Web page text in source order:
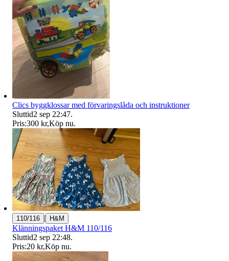
Clics byggklossar med förvaringslåda och instruktioner
Sluttid2 sep 22:47.
Pris:300 kr,Köp nu.
110/116 | H&M
Klänningspaket H&M 110/116
Sluttid2 sep 22:48.
Pris:20 kr,Köp nu.